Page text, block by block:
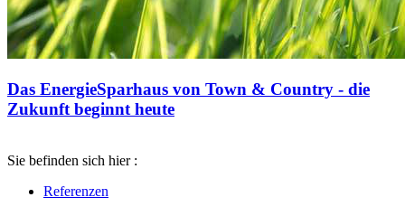
Das EnergieSparhaus von Town & Country - die
Zukunft beginnt heute
Sie befinden sich hier :
Referenzen